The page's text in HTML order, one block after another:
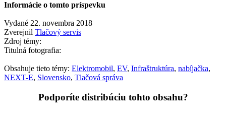
Informácie o tomto príspevku
Vydané 22. novembra 2018
Zverejnil Tlačový servis
Zdroj témy:
Titulná fotografia:
Obsahuje tieto témy: Elektromobil, EV, Infraštruktúra, nabíjačka,
NEXT-E, Slovensko, Tlačová správa
Podporíte distribúciu tohto obsahu?